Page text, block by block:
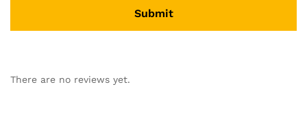
There are no reviews yet.